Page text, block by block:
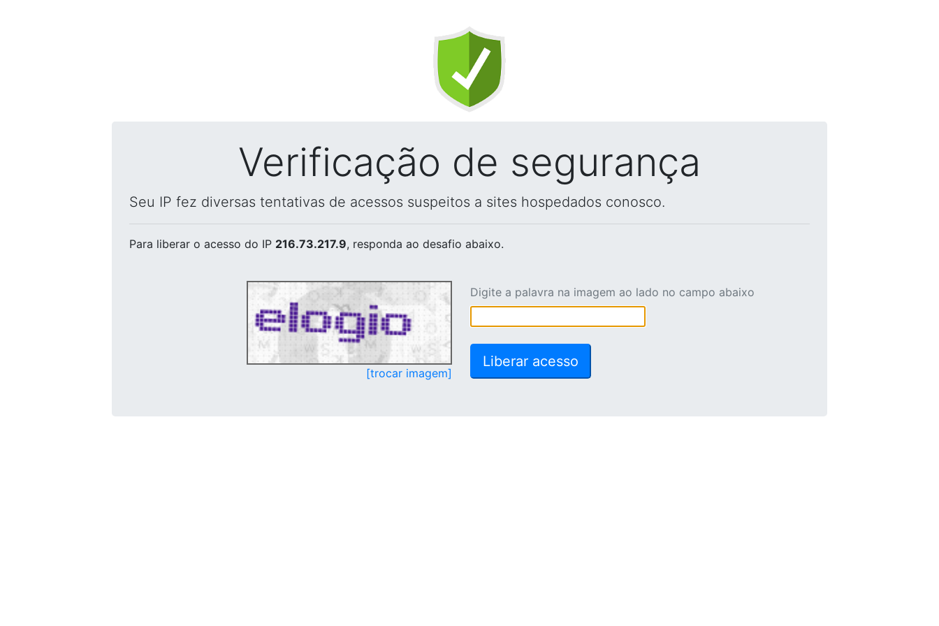
Verificação de segurança
Seu IP fez diversas tentativas de acessos suspeitos a sites hospedados conosco.
Para liberar o acesso do IP 216.73.217.9, responda ao desafio abaixo.
[trocar imagem]
Digite a palavra na imagem ao lado no campo abaixo